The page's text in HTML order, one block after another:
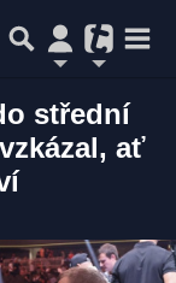
střední
ať